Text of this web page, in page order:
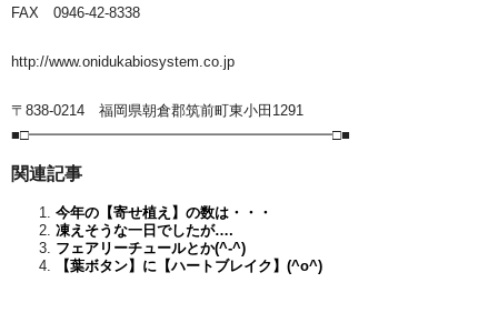
FAX 0946-42-8338
http://www.onidukabiosystem.co.jp
〒838-0214 福岡県朝倉郡筑前町東小田1291
■□━━━━━━━━━━━━━━━━━━━━━□■
関連記事
今年の【寄せ植え】の数は・・・
凍えそうな一日でしたが….
フェアリーチュールとか(^-^)
【葉ボタン】に【ハートブレイク】(^o^)